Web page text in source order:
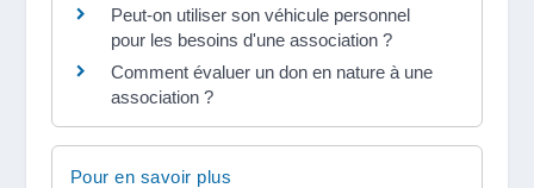
Peut-on utiliser son véhicule personnel
pour les besoins d'une association ?
Comment évaluer un don en nature à une
association ?
Pour en savoir plus